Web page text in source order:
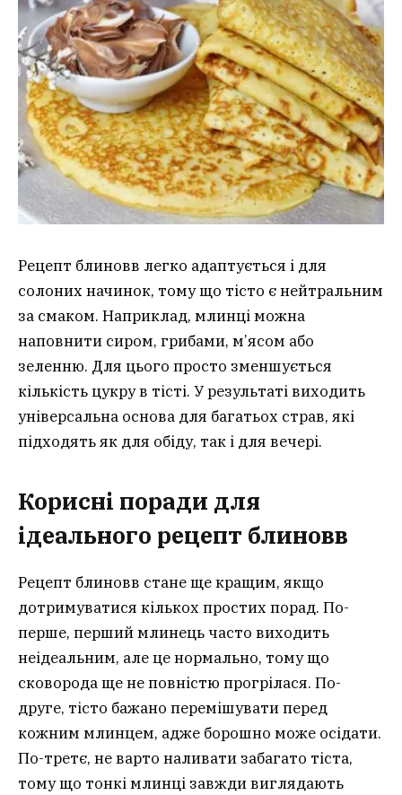
Рецепт блиновв легко адаптується і для
солоних начинок, тому що тісто є нейтральним
за смаком. Наприклад, млинці можна
наповнити сиром, грибами, м’ясом або
зеленню. Для цього просто зменшується
кількість цукру в тісті. У результаті виходить
універсальна основа для багатьох страв, які
підходять як для обіду, так і для вечері.
Корисні поради для
ідеального рецепт блиновв
Рецепт блиновв стане ще кращим, якщо
дотримуватися кількох простих порад. По-
перше, перший млинець часто виходить
неідеальним, але це нормально, тому що
сковорода ще не повністю прогрілася. По-
друге, тісто бажано перемішувати перед
кожним млинцем, адже борошно може осідати.
По-третє, не варто наливати забагато тіста,
тому що тонкі млинці завжди виглядають